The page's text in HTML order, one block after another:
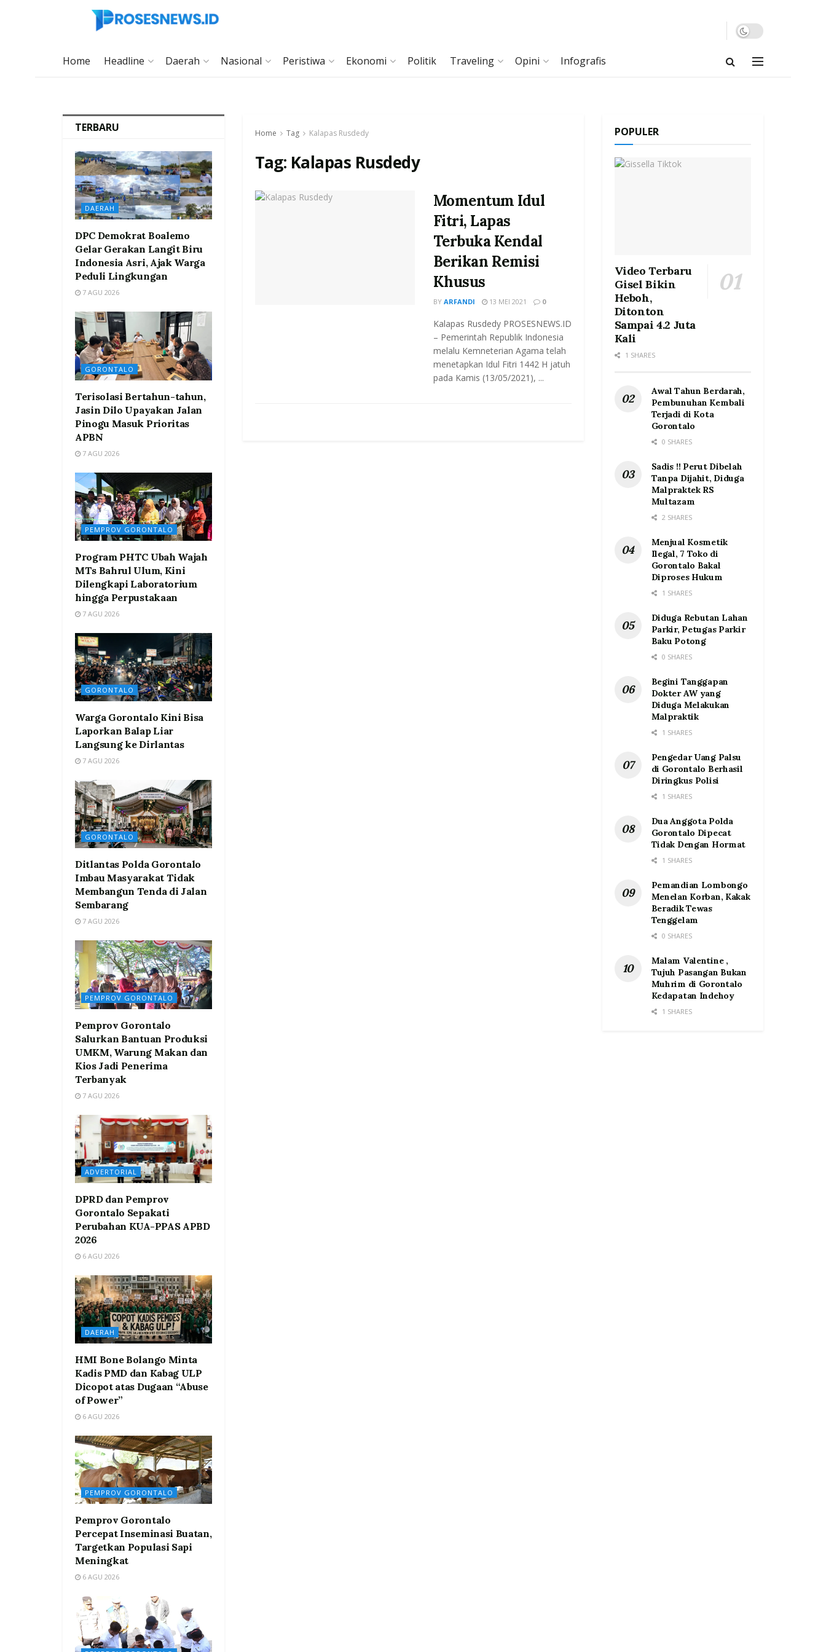
Home Headline Daerah Nasional Peristiwa Ekonomi Politik Traveling Opini Infografis
Home Tag Kalapas Rusdedy
Tag: Kalapas Rusdedy
Momentum Idul
Fitri, Lapas
Terbuka Kendal
Berikan Remisi
Khusus
BY ARFANDI 13 MEI 2021 0
Kalapas Rusdedy PROSESNEWS.ID
– Pemerintah Republik Indonesia
melalu Kemneterian Agama telah
menetapkan Idul Fitri 1442 H jatuh
pada Kamis (13/05/2021), ...
TERBARU
DAERAH
DPC Demokrat Boalemo
Gelar Gerakan Langit Biru
Indonesia Asri, Ajak Warga
Peduli Lingkungan
7 AGU 2026
GORONTALO
Terisolasi Bertahun-tahun,
Jasin Dilo Upayakan Jalan
Pinogu Masuk Prioritas
APBN
7 AGU 2026
PEMPROV GORONTALO
Program PHTC Ubah Wajah
MTs Bahrul Ulum, Kini
Dilengkapi Laboratorium
hingga Perpustakaan
7 AGU 2026
GORONTALO
Warga Gorontalo Kini Bisa
Laporkan Balap Liar
Langsung ke Dirlantas
7 AGU 2026
GORONTALO
Ditlantas Polda Gorontalo
Imbau Masyarakat Tidak
Membangun Tenda di Jalan
Sembarang
7 AGU 2026
PEMPROV GORONTALO
Pemprov Gorontalo
Salurkan Bantuan Produksi
UMKM, Warung Makan dan
Kios Jadi Penerima
Terbanyak
7 AGU 2026
ADVERTORIAL
DPRD dan Pemprov
Gorontalo Sepakati
Perubahan KUA-PPAS APBD
2026
6 AGU 2026
DAERAH
HMI Bone Bolango Minta
Kadis PMD dan Kabag ULP
Dicopot atas Dugaan “Abuse
of Power”
6 AGU 2026
PEMPROV GORONTALO
Pemprov Gorontalo
Percepat Inseminasi Buatan,
Targetkan Populasi Sapi
Meningkat
6 AGU 2026
POPULER
Video Terbaru
Gisel Bikin
Heboh,
Ditonton
Sampai 4.2 Juta
Kali
1 SHARES
Awal Tahun Berdarah,
Pembunuhan Kembali
Terjadi di Kota
Gorontalo
0 SHARES
Sadis !! Perut Dibelah
Tanpa Dijahit, Diduga
Malpraktek RS
Multazam
2 SHARES
Menjual Kosmetik
Ilegal, 7 Toko di
Gorontalo Bakal
Diproses Hukum
1 SHARES
Diduga Rebutan Lahan
Parkir, Petugas Parkir
Baku Potong
0 SHARES
Begini Tanggapan
Dokter AW yang
Diduga Melakukan
Malpraktik
1 SHARES
Pengedar Uang Palsu
di Gorontalo Berhasil
Diringkus Polisi
1 SHARES
Dua Anggota Polda
Gorontalo Dipecat
Tidak Dengan Hormat
1 SHARES
Pemandian Lombongo
Menelan Korban, Kakak
Beradik Tewas
Tenggelam
0 SHARES
Malam Valentine ,
Tujuh Pasangan Bukan
Muhrim di Gorontalo
Kedapatan Indehoy
1 SHARES